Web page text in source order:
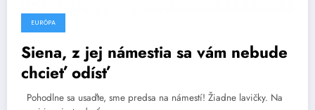
EURÓPA
Siena, z jej námestia sa vám nebude
chcieť odísť
Pohodlne sa usaďte, sme predsa na námestí! Žiadne lavičky. Na